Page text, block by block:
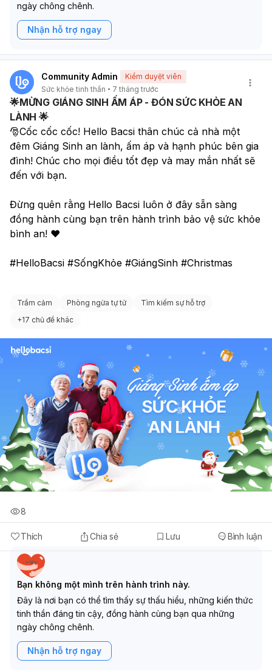
ngày chông chênh.
Nhận hỗ trợ ngay
Community Admin
Kiểm duyệt viên
Sức khỏe tinh thần
7 tháng trước
🌟MỪNG GIÁNG SINH ẤM ÁP - ĐÓN SỨC KHỎE AN
LÀNH 🌟
🎅Cốc cốc cốc! Hello Bacsi thân chúc cả nhà một
đêm Giáng Sinh an lành, ấm áp và hạnh phúc bên gia
đình! Chúc cho mọi điều tốt đẹp và may mắn nhất sẽ
đến với bạn.
Đừng quên rằng Hello Bacsi luôn ở đây sẵn sàng
đồng hành cùng bạn trên hành trình bảo vệ sức khỏe
bình an! ❤️
#HelloBacsi #SốngKhỏe #GiángSinh #Christmas
Trầm cảm Phòng ngừa tự tử
Tìm kiếm sự hỗ trợ
+17 chủ đề khác
Thích Chia sẻ Lưu Bình luận
8
Bạn không một mình trên hành trình này.
Đây là nơi bạn có thể tìm thấy sự thấu hiểu, những kiến thức
tinh thần đáng tin cậy, đồng hành cùng bạn qua những
ngày chông chênh.
Nhận hỗ trợ ngay